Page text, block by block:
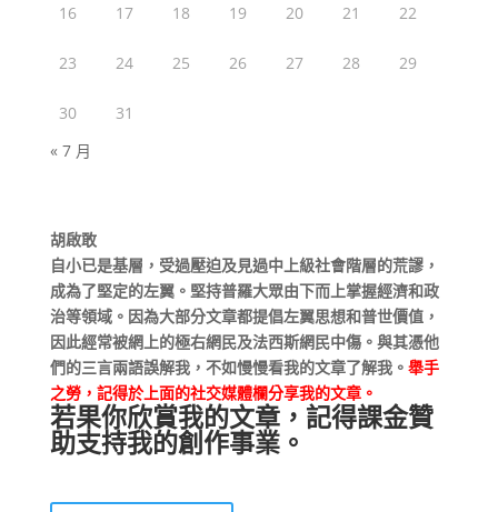
16 17 18 19 20 21 22
23 24 25 26 27 28 29
30
31
« 7 月
胡啟敢
自小已是基層，受過壓迫及見過中上級社會階層的荒謬，
成為了堅定的左翼。堅持普羅大眾由下而上掌握經濟和政
治等領域。因為大部分文章都提倡左翼思想和普世價值，
因此經常被網上的極右網民及法西斯網民中傷。與其憑他
們的三言兩語誤解我，不如慢慢看我的文章了解我。 舉手
之勞，記得於上面的社交媒體欄分享我的文章。
若果你欣賞我的文章，記得課金贊
助支持我的創作事業。